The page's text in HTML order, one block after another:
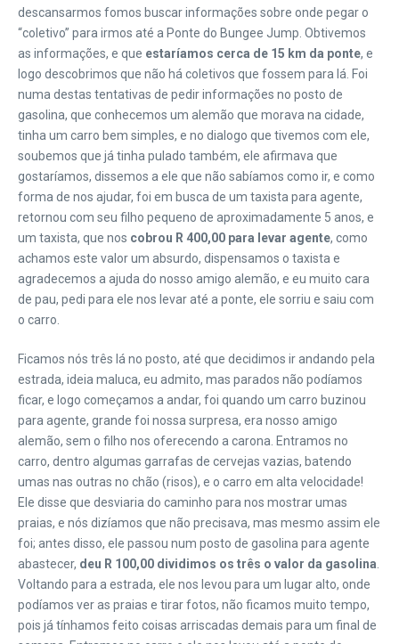
descansarmos fomos buscar informações sobre onde pegar o
“coletivo” para irmos até a Ponte do Bungee Jump. Obtivemos
as informações, e que estaríamos cerca de 15 km da ponte, e
logo descobrimos que não há coletivos que fossem para lá. Foi
numa destas tentativas de pedir informações no posto de
gasolina, que conhecemos um alemão que morava na cidade,
tinha um carro bem simples, e no dialogo que tivemos com ele,
soubemos que já tinha pulado também, ele afirmava que
gostaríamos, dissemos a ele que não sabíamos como ir, e como
forma de nos ajudar, foi em busca de um taxista para agente,
retornou com seu filho pequeno de aproximadamente 5 anos, e
um taxista, que nos cobrou R 400,00 para levar agente, como
achamos este valor um absurdo, dispensamos o taxista e
agradecemos a ajuda do nosso amigo alemão, e eu muito cara
de pau, pedi para ele nos levar até a ponte, ele sorriu e saiu com
o carro.
Ficamos nós três lá no posto, até que decidimos ir andando pela
estrada, ideia maluca, eu admito, mas parados não podíamos
ficar, e logo começamos a andar, foi quando um carro buzinou
para agente, grande foi nossa surpresa, era nosso amigo
alemão, sem o filho nos oferecendo a carona. Entramos no
carro, dentro algumas garrafas de cervejas vazias, batendo
umas nas outras no chão (risos), e o carro em alta velocidade!
Ele disse que desviaria do caminho para nos mostrar umas
praias, e nós dizíamos que não precisava, mas mesmo assim ele
foi; antes disso, ele passou num posto de gasolina para agente
abastecer, deu R 100,00 dividimos os três o valor da gasolina
Voltando para a estrada, ele nos levou para um lugar alto, onde
podíamos ver as praias e tirar fotos, não ficamos muito tempo,
pois já tínhamos feito coisas arriscadas demais para um final de